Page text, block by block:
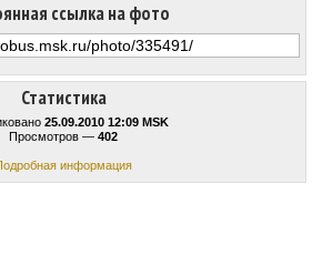
Статистика
25.09.2010 12:09 MSK
Просмотров — 402
информация
ссылка на фото